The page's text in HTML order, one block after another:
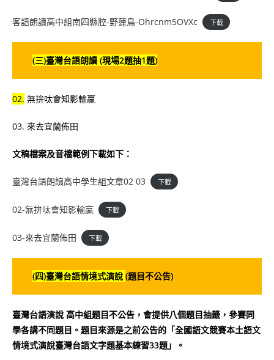
客語朗讀高中組南四縣腔-野蓮鳥-Ohrcnm5OVXc 下載
(三)臺灣台語朗讀 (現場2題抽1題)
02. 無拚呔會知影輸贏
03. 來去宜蘭佈田
文稿檔案及音檔範例下載如下：
臺灣台語朗讀高中學生組文章02 03 下載
02-無拚呔會知影輸贏 下載
03-來去宜蘭佈田 下載
(四)臺灣台語情境式演說(題目不公告)
臺灣台語演說 高中組題目不公告，會提供八個題目抽籤，參賽同
學各講不同題目。題目來源是之前公告的「全國語文競賽本土語文
情境式演說臺灣台語文字題基本練習33題」。